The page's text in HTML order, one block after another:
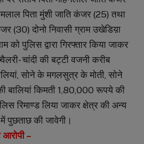
पिता मुंशी जाति कंजर (25) तथा
(30) दोनो निवासी ग्राम उखेडिय़ा
को पुलिस द्वारा गिरफ्तार किया जाकर
चांदी की बट्टी वजनी करीब
सोने के मगलसुत्र के मोती, सोने
बालियां किमती 1,80,000 रूपये की
रिमाण्ड लिया जाकर क्षेत्र की अन्य
पुछताछ की जावेगी।
–